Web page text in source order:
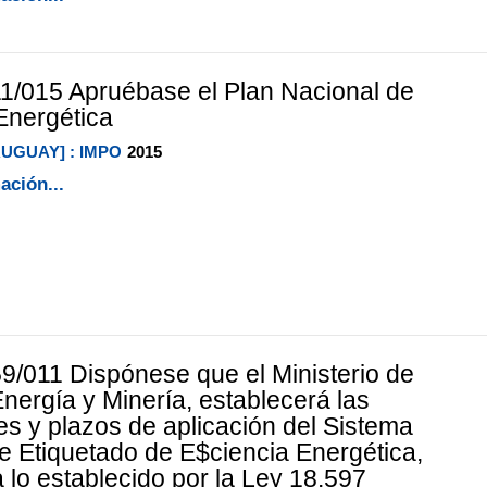
015 Apruébase el Plan Nacional de
: IMPO 2015
011 Dispónese que el Ministerio de
y Minería, establecerá las
y plazos de aplicación del Sistema
Etiquetado de E$ciencia Energética,
lo establecido por la Ley 18.597